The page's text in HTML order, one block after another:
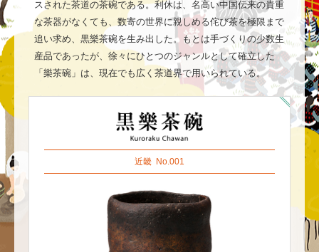
スされた茶道の茶碗である。利休は、名高い中国伝来の貴重
な茶器がなくても、数寄の世界に親しめる侘び茶を極限まで
追い求め、黒樂茶碗を生み出した。もとは手づくりの少数生
産品であったが、徐々にひとつのジャンルとして確立した
「樂茶碗」は、現在でも広く茶道界で用いられている。
近畿 No.001